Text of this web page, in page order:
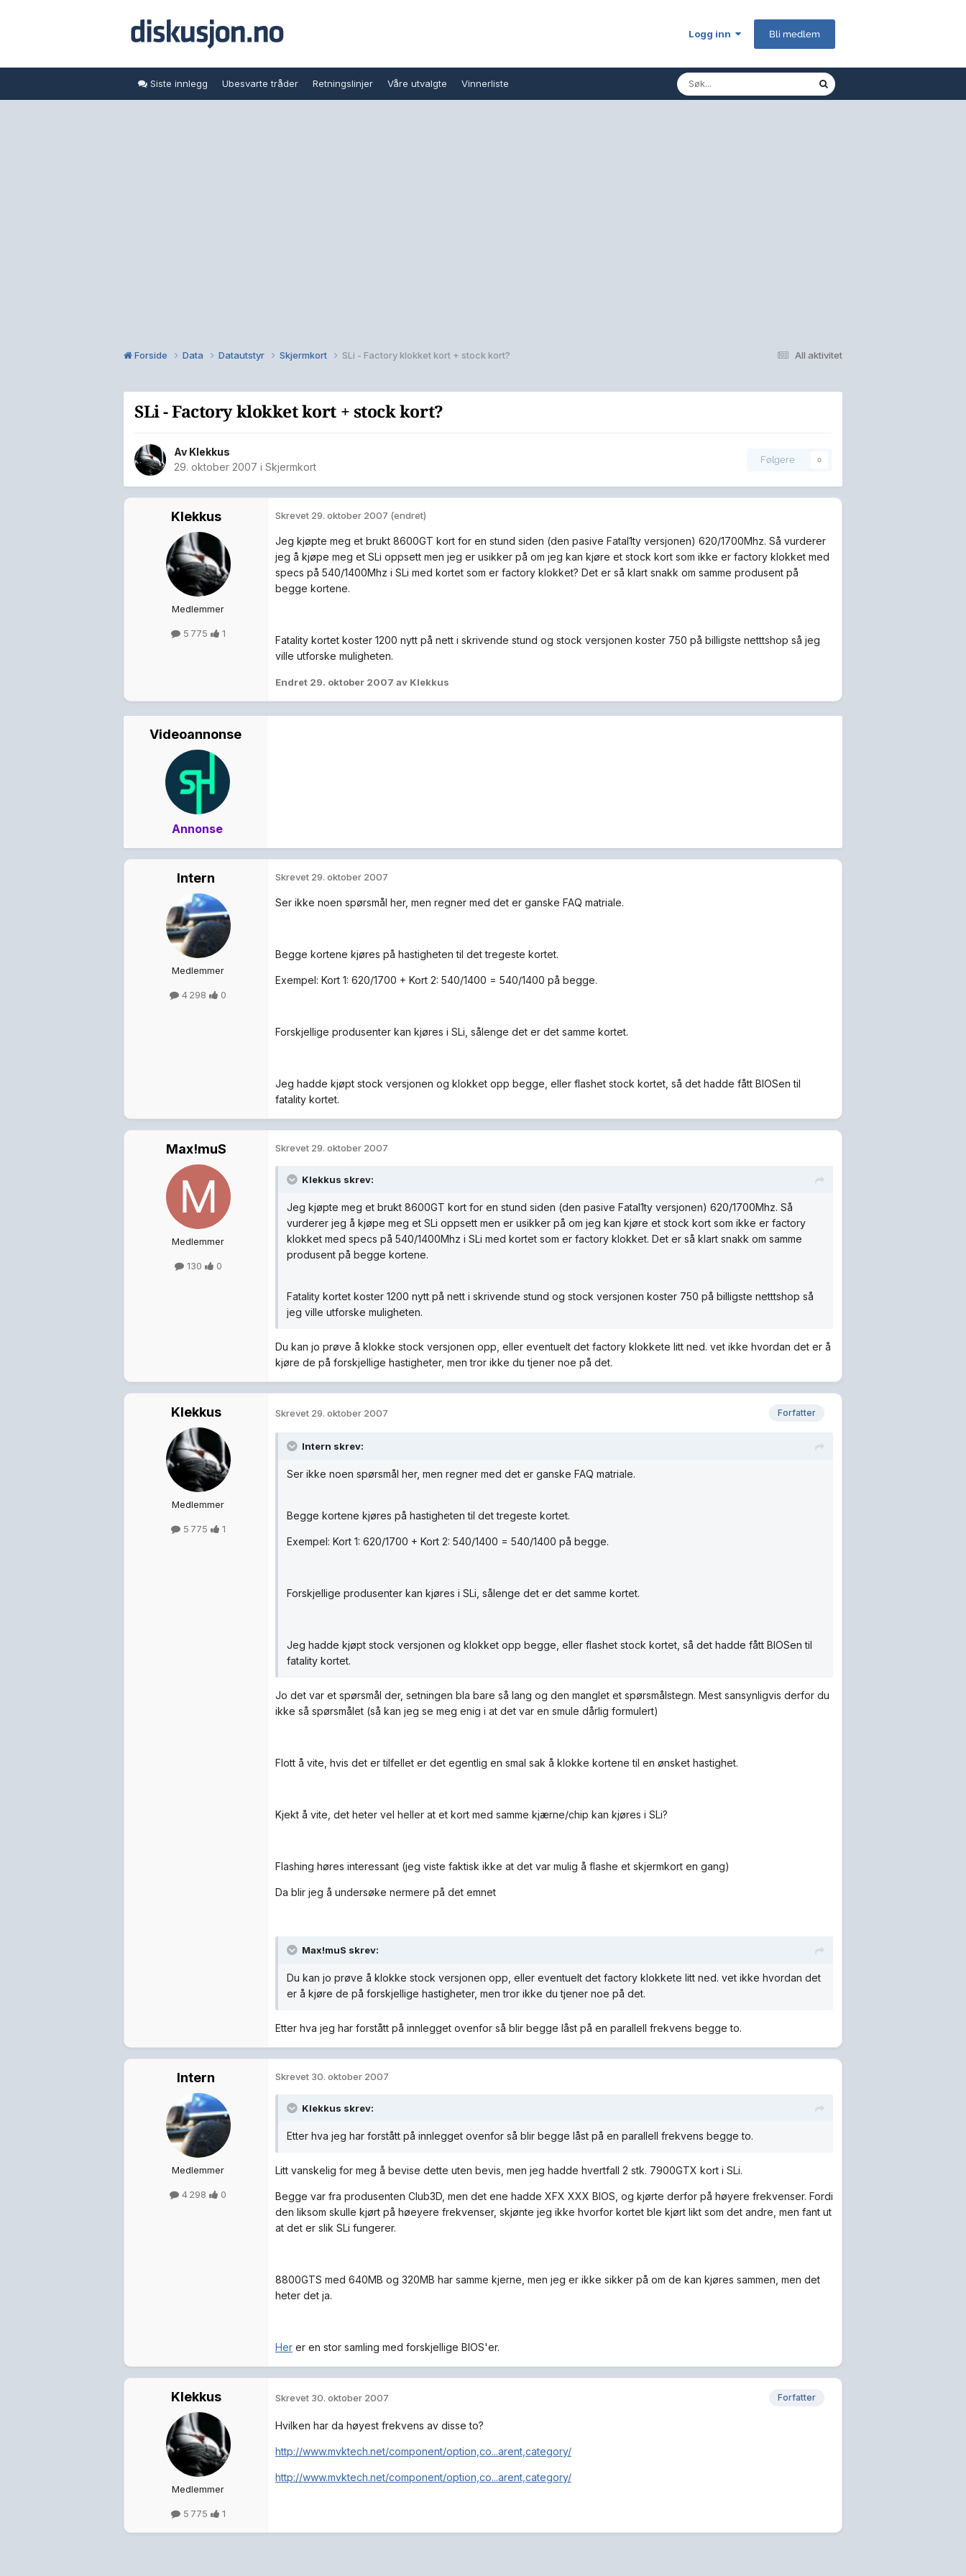
Logg inn Bli medlem
Siste innlegg Ubesvarte tråder Retningslinjer Våre utvalgte Vinnerliste
All aktivitet
Forside Data Datautstyr Skjermkort SLi - Factory klokket kort + stock kort?
SLi - Factory klokket kort + stock kort?
Av Klekkus
29. oktober 2007 i Skjermkort
Følgere 0
Klekkus
Medlemmer
5 775 1
Skrevet 29. oktober 2007 (endret)
Jeg kjøpte meg et brukt 8600GT kort for en stund siden (den pasive Fatal1ty versjonen) 620/1700Mhz. Så vurderer
jeg å kjøpe meg et SLi oppsett men jeg er usikker på om jeg kan kjøre et stock kort som ikke er factory klokket med
specs på 540/1400Mhz i SLi med kortet som er factory klokket? Det er så klart snakk om samme produsent på
begge kortene.
Fatality kortet koster 1200 nytt på nett i skrivende stund og stock versjonen koster 750 på billigste netttshop så jeg
ville utforske muligheten.
Endret 29. oktober 2007 av Klekkus
Videoannonse
Annonse
Intern
Medlemmer
4 298 0
Skrevet 29. oktober 2007
Ser ikke noen spørsmål her, men regner med det er ganske FAQ matriale.
Begge kortene kjøres på hastigheten til det tregeste kortet.
Exempel: Kort 1: 620/1700 + Kort 2: 540/1400 = 540/1400 på begge.
Forskjellige produsenter kan kjøres i SLi, sålenge det er det samme kortet.
Jeg hadde kjøpt stock versjonen og klokket opp begge, eller flashet stock kortet, så det hadde fått BIOSen til
fatality kortet.
Max!muS
Medlemmer
130 0
Skrevet 29. oktober 2007
Klekkus skrev:
Jeg kjøpte meg et brukt 8600GT kort for en stund siden (den pasive Fatal1ty versjonen) 620/1700Mhz. Så
vurderer jeg å kjøpe meg et SLi oppsett men er usikker på om jeg kan kjøre et stock kort som ikke er factory
klokket med specs på 540/1400Mhz i SLi med kortet som er factory klokket. Det er så klart snakk om samme
produsent på begge kortene.
Fatality kortet koster 1200 nytt på nett i skrivende stund og stock versjonen koster 750 på billigste netttshop så
jeg ville utforske muligheten.
Du kan jo prøve å klokke stock versjonen opp, eller eventuelt det factory klokkete litt ned. vet ikke hvordan det er å
kjøre de på forskjellige hastigheter, men tror ikke du tjener noe på det.
Klekkus
Medlemmer
5 775 1
Forfatter
Skrevet 29. oktober 2007
Intern skrev:
Ser ikke noen spørsmål her, men regner med det er ganske FAQ matriale.
Begge kortene kjøres på hastigheten til det tregeste kortet.
Exempel: Kort 1: 620/1700 + Kort 2: 540/1400 = 540/1400 på begge.
Forskjellige produsenter kan kjøres i SLi, sålenge det er det samme kortet.
Jeg hadde kjøpt stock versjonen og klokket opp begge, eller flashet stock kortet, så det hadde fått BIOSen til
fatality kortet.
Jo det var et spørsmål der, setningen bla bare så lang og den manglet et spørsmålstegn. Mest sansynligvis derfor du
ikke så spørsmålet (så kan jeg se meg enig i at det var en smule dårlig formulert)
Flott å vite, hvis det er tilfellet er det egentlig en smal sak å klokke kortene til en ønsket hastighet.
Kjekt å vite, det heter vel heller at et kort med samme kjærne/chip kan kjøres i SLi?
Flashing høres interessant (jeg viste faktisk ikke at det var mulig å flashe et skjermkort en gang)
Da blir jeg å undersøke nermere på det emnet
Max!muS skrev:
Du kan jo prøve å klokke stock versjonen opp, eller eventuelt det factory klokkete litt ned. vet ikke hvordan det
er å kjøre de på forskjellige hastigheter, men tror ikke du tjener noe på det.
Etter hva jeg har forstått på innlegget ovenfor så blir begge låst på en parallell frekvens begge to.
Intern
Medlemmer
4 298 0
Skrevet 30. oktober 2007
Klekkus skrev:
Etter hva jeg har forstått på innlegget ovenfor så blir begge låst på en parallell frekvens begge to.
Litt vanskelig for meg å bevise dette uten bevis, men jeg hadde hvertfall 2 stk. 7900GTX kort i SLi.
Begge var fra produsenten Club3D, men det ene hadde XFX XXX BIOS, og kjørte derfor på høyere frekvenser. Fordi
den liksom skulle kjørt på høeyere frekvenser, skjønte jeg ikke hvorfor kortet ble kjørt likt som det andre, men fant ut
at det er slik SLi fungerer.
8800GTS med 640MB og 320MB har samme kjerne, men jeg er ikke sikker på om de kan kjøres sammen, men det
heter det ja.
Her er en stor samling med forskjellige BIOS'er.
Klekkus
Medlemmer
5 775 1
Forfatter
Skrevet 30. oktober 2007
Hvilken har da høyest frekvens av disse to?
http://www.mvktech.net/component/option,co...arent,category/
http://www.mvktech.net/component/option,co...arent,category/